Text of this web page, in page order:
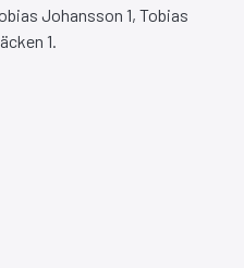
Johansson 1, Tobias
1.